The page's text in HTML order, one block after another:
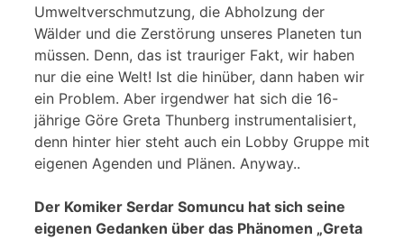
Umweltverschmutzung, die Abholzung der
Wälder und die Zerstörung unseres Planeten tun
müssen. Denn, das ist trauriger Fakt, wir haben
nur die eine Welt! Ist die hinüber, dann haben wir
ein Problem. Aber irgendwer hat sich die 16-
jährige Göre Greta Thunberg instrumentalisiert,
denn hinter hier steht auch ein Lobby Gruppe mit
eigenen Agenden und Plänen. Anyway..
Der Komiker Serdar Somuncu hat sich seine
eigenen Gedanken über das Phänomen „Greta